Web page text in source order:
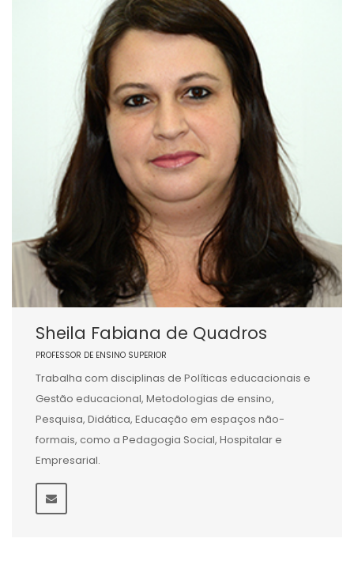
Sheila Fabiana de Quadros
PROFESSOR DE ENSINO SUPERIOR
Trabalha com disciplinas de Políticas educacionais e
Gestão educacional, Metodologias de ensino,
Pesquisa, Didática, Educação em espaços não-
formais, como a Pedagogia Social, Hospitalar e
Empresarial.